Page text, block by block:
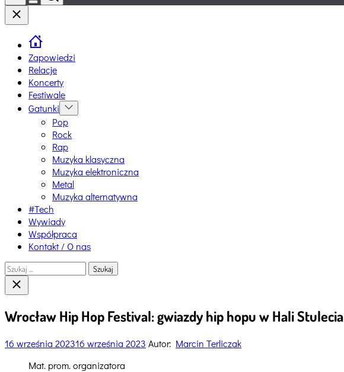
Switch
Close
Zapowiedzi
Relacje
Koncerty
Festiwale
Gatunki Show
sub
menu
Pop
Rock
Rap
Muzyka klasyczna
Muzyka elektroniczna
Metal
Muzyka alternatywna
#Tech
Wywiady
Współpraca
Kontakt / O nas
Szukaj:
Close
search
Wrocław Hip Hop Festival: gwiazdy hip hopu w Hali Stulecia
16 września 202316 września 2023 Autor: Marcin Terliczak
Mat. prom. organizatora